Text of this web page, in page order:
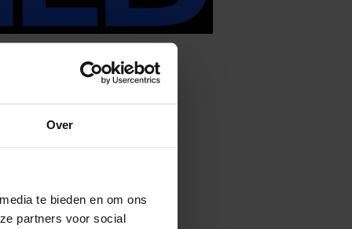
Over
te bieden en om ons
partners voor social